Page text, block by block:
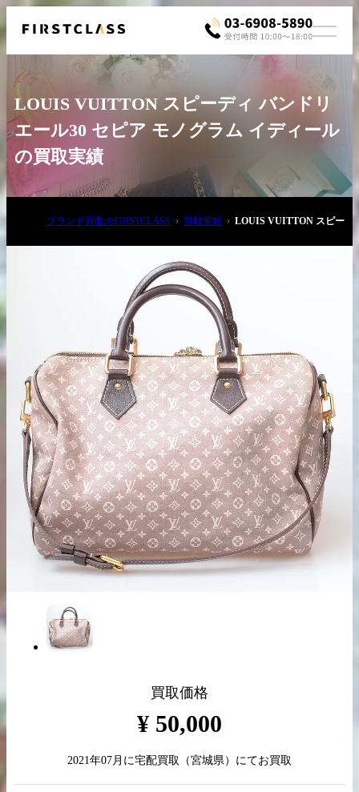
03-6908-5890
出張買取の
お申込み
宅配買取の
お申込み
LINE査定
LOUIS VUITTON スピーディ バンドリ
エール30 セピア モノグラム イディール
の買取実績
ブランド買取のFIRSTCLASS 買取実績 LOUIS VUITTON スピーデ
買取価格
¥ 50,000
2021年07月 に宅配買取 （宮城県）にてお買取